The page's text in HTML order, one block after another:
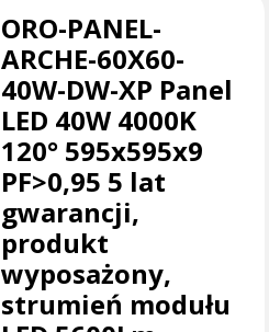
ORO-PANEL-
ARCHE-60X60-
40W-DW-XP Panel
LED 40W 4000K
120° 595x595x9
PF>0,95 5 lat
gwarancji,
produkt
wyposażony,
strumień modułu